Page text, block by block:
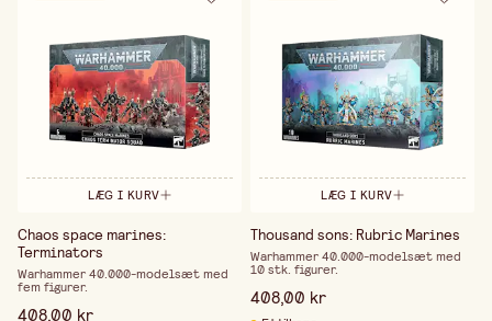
LÆG I KURV
Chaos space marines:
Terminators
Warhammer 40.000-modelsæt med
fem figurer.
408,00 kr
LÆG I KURV
Thousand sons: Rubric Marines
Warhammer 40.000-modelsæt med
10 stk. figurer.
408,00 kr